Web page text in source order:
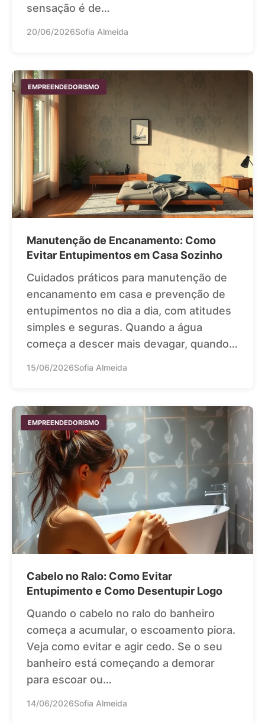
sensação é de…
20/06/2026Sofia Almeida
EMPREENDEDORISMO
Manutenção de Encanamento: Como
Evitar Entupimentos em Casa Sozinho
Cuidados práticos para manutenção de
encanamento em casa e prevenção de
entupimentos no dia a dia, com atitudes
simples e seguras. Quando a água
começa a descer mais devagar, quando…
15/06/2026Sofia Almeida
EMPREENDEDORISMO
Cabelo no Ralo: Como Evitar
Entupimento e Como Desentupir Logo
Quando o cabelo no ralo do banheiro
começa a acumular, o escoamento piora.
Veja como evitar e agir cedo. Se o seu
banheiro está começando a demorar
para escoar ou…
14/06/2026Sofia Almeida